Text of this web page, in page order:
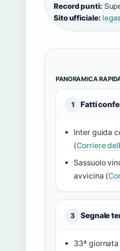
Record punti:
Sito ufficiale:
PANORAMICA
1 Fatti
Inter guida
(Corriere
Sassuolo
avvicina (
3 Segnale
33ª